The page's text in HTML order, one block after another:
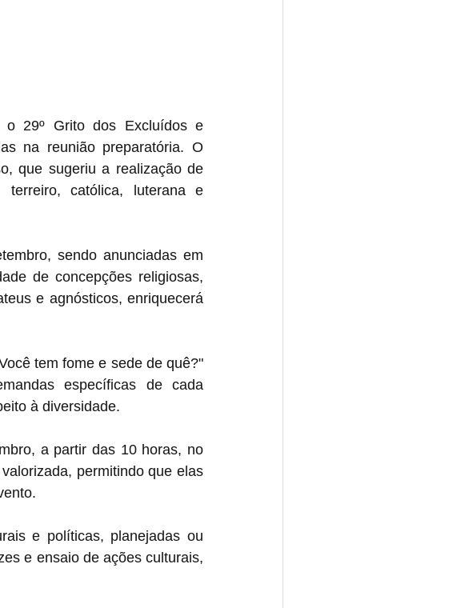
o 29º Grito dos Excluídos e
na reunião preparatória. O
que sugeriu a realização de
terreiro, católica, luterana e
sendo anunciadas em
de concepções religiosas,
e agnósticos, enriquecerá
tem fome e sede de quê?"
específicas de cada
à diversidade.
a partir das 10 horas, no
permitindo que elas
e políticas, planejadas ou
e ensaio de ações culturais,